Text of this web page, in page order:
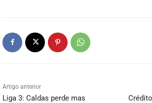
Artigo anterior
Liga 3: Caldas perde mas